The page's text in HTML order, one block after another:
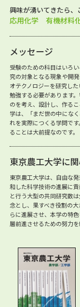
興味が湧いてきたら、
応用化学 有機材料
メッセージ
受験のための科目はいろ
究の対象となる現象や開
オテクノロジーを研究し
勉強する必要があります
のを考え、設計し、作る
学は、「まだ世の中にな
れを実際につくる学問で
ることは大前提なのです。
東京農工大学に
東京農工大学は、自由な
和した科学技術の進展に
と行う大型の共同研究数
念とし、果すべき役割の
らに進展させ、本学の特
層前進させるための努力を